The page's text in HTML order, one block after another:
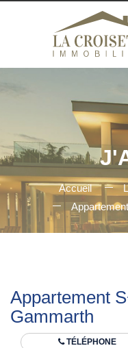
Accueil
Appartement
Gammarth
TÉLÉPHONE